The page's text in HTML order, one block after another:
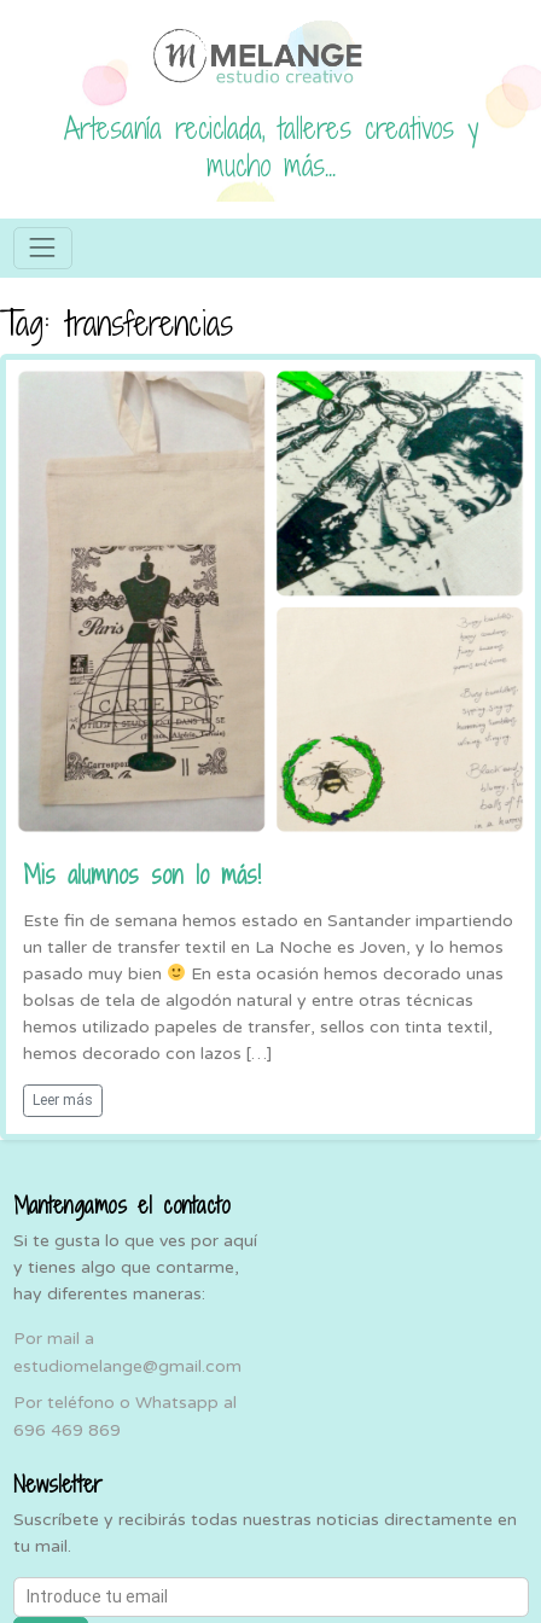
Artesanía reciclada, talleres creativos y
mucho más...
Tag: transferencias
Mis alumnos son lo más!
Este fin de semana hemos estado en Santander impartiendo
un taller de transfer textil en La Noche es Joven, y lo hemos
pasado muy bien
En esta ocasión hemos decorado unas
bolsas de tela de algodón natural y entre otras técnicas
hemos utilizado papeles de transfer, sellos con tinta textil,
hemos decorado con lazos […]
Leer más
Mantengamos el contacto
Si te gusta lo que ves por aquí
y tienes algo que contarme,
hay diferentes maneras:
Por mail a
estudiomelange@gmail.com
Por teléfono o Whatsapp al
696 469 869
Newsletter
Suscríbete y recibirás todas nuestras noticias directamente en
tu mail.
Introduce tu email